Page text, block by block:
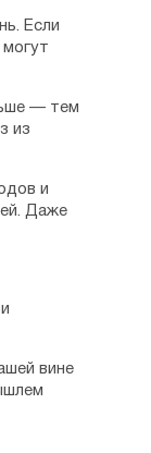
Если
— тем
из
и
Даже
вине